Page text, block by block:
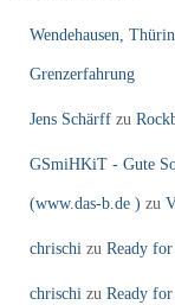
Wendehausen,
Grenzerfahrung
Jens Schärff zu
GSmiHKiT - Gute
(www.das-b.de ) zu
chrischi zu Ready for
chrischi zu Ready for